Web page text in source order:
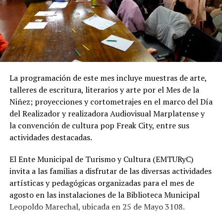
Desde OSSE destacaron que la ampliación del sistema
cloacal representa un aporte importante para la
protección ambiental, ya que permite disminuir la
utilización de pozos absorbentes y contribuye a
preservar las napas de agua subterránea, además de
mejorar las condiciones de higiene y salubridad para los
vecinos.
Tras la apertura de sobres, el expediente continuará su
recorrido administrativo con la intervención de la
Comisión de Estudio de Ofertas y Adjudicación, que
tendrá a su cargo la evaluación de las propuestas
obra.
La programación de este mes incluye muestras de arte,
talleres de escritura, literarios y arte por el Mes de la
Niñez; proyecciones y cortometrajes en el marco del Día
del Realizador y realizadora Audiovisual Marplatense y
la convención de cultura pop Freak City, entre sus
actividades destacadas.
El Ente Municipal de Turismo y Cultura (EMTURyC)
invita a las familias a disfrutar de las diversas actividades
artísticas y pedagógicas organizadas para el mes de
agosto en las instalaciones de la Biblioteca Municipal
Leopoldo Marechal, ubicada en 25 de Mayo 3108.